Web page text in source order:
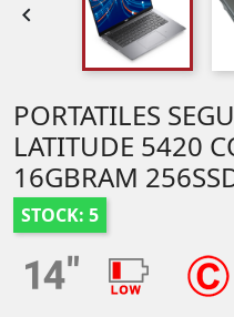

PORTATILES
LATITUDE 5420
16GBRAM
STOCK: 5